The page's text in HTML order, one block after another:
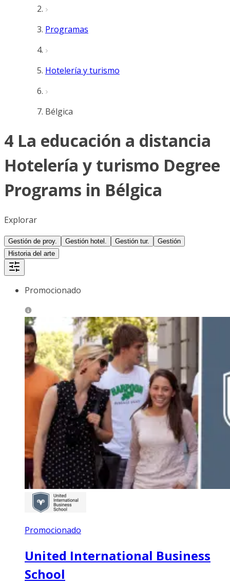
Programas
Hotelería y turismo
Bélgica
4 La educación a distancia
Hotelería y turismo Degree
Programs in Bélgica
Explorar
Gestión de proy. Gestión hotel. Gestión tur.
Gestión
Historia del arte
Promocionado
Promocionado
United International Business
School